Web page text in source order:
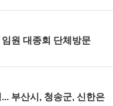
원 대종회 단체방문
부산시, 청송군, 신한은